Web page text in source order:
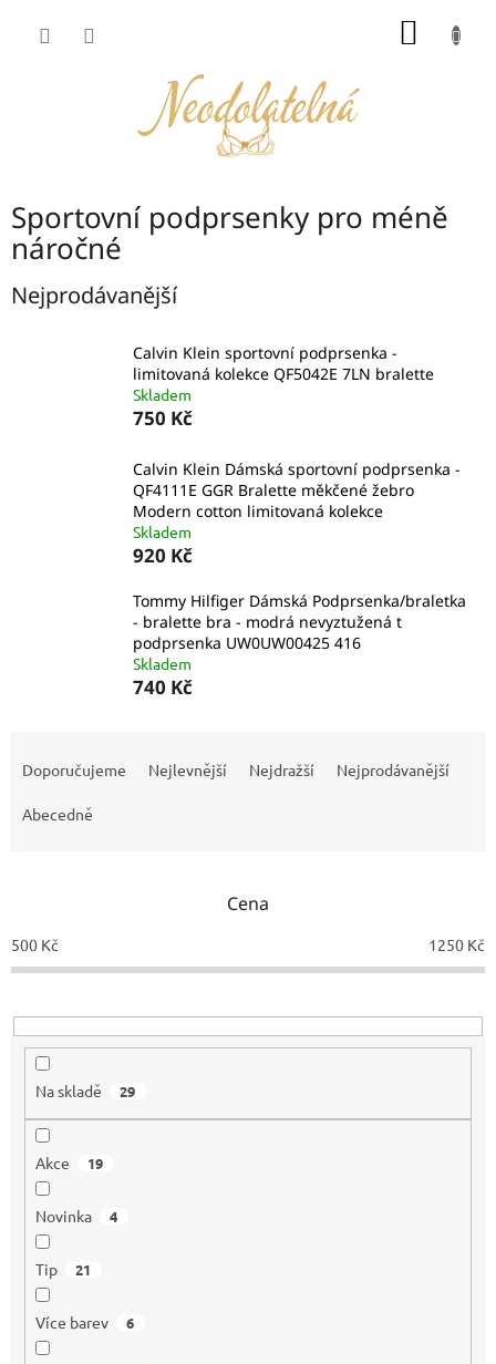
Sportovní podprsenky pro méně
náročné
Nejprodávanější
Calvin Klein sportovní podprsenka -
limitovaná kolekce QF5042E 7LN bralette
Skladem
750 Kč
Calvin Klein Dámská sportovní podprsenka -
QF4111E GGR Bralette měkčené žebro
Modern cotton limitovaná kolekce
Skladem
920 Kč
Tommy Hilfiger Dámská Podprsenka/braletka
- bralette bra - modrá nevyztužená t
podprsenka UW0UW00425 416
Skladem
740 Kč
o
d
k
t
Doporučujeme Nejlevnější Nejdražší Nejprodávanější
Abecedně
Cena
500 Kč 1250 Kč
Na skladě 29
Akce 19
Novinka 4
Tip 21
Více barev 6